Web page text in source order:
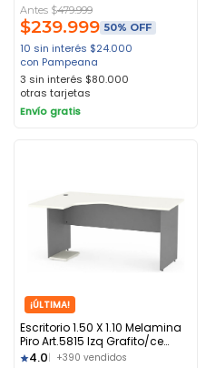
Antes $479.999
$239.999 50% OFF
10 sin interés $24.000
con Pampeana
3 sin interés $80.000
otras tarjetas
Envío gratis
¡ÚLTIMA!
Escritorio 1.50 X 1.10 Melamina
Piro Art.5815 Izq Grafito/ce
Ceniza/helsinky
4.0 +390 vendidos